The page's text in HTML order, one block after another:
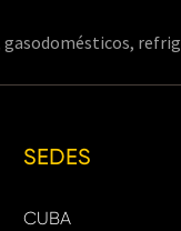
gasodomésticos,
SEDES
CUBA